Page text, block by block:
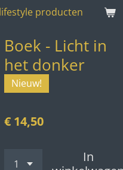
producten
Boek - Licht in
het donker
Nieuw!
€ 14,50
In